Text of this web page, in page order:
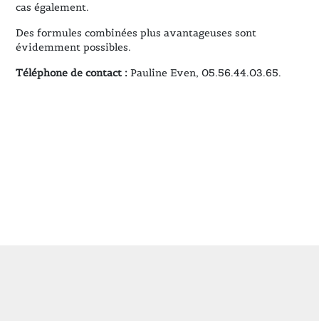
cas également.
Des formules combinées plus avantageuses sont
évidemment possibles.
Téléphone de contact : Pauline Even, 05.56.44.03.65.